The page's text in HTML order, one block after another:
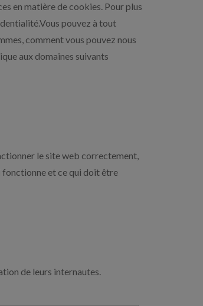
en matière de cookies. Pour plus
pouvez à tout
comment vous pouvez nous
aux domaines suivants
le site web correctement,
fonctionne et ce qui doit être
de leurs internautes.